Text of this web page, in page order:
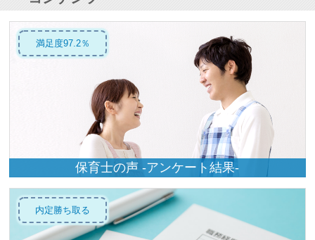
満足度97.2％
保育士の声 -アンケート結果-
内定勝ち取る